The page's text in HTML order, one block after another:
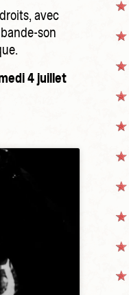
avec
son
4 juillet